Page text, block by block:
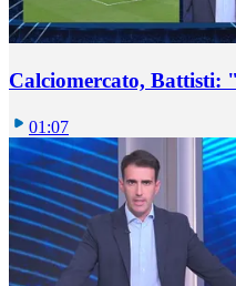
Calciomercato,
01:07